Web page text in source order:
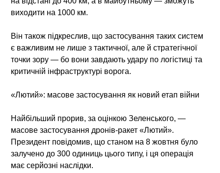
виходити на 1000 км.
Він також підкреслив, що застосування таких систем
є важливим не лише з тактичної, але й стратегічної
точки зору — бо вони завдають удару по логістиці та
критичній інфраструктурі ворога.
«Лютий»: масове застосування як новий етап війни
Найбільший прорив, за оцінкою Зеленського, —
масове застосування дронів-ракет «Лютий».
Президент повідомив, що станом на 8 жовтня було
залучено до 300 одиниць цього типу, і ця операція
має серйозні наслідки.